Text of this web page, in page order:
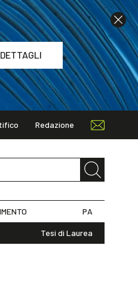
Redazione
PA
Tesi di Laurea